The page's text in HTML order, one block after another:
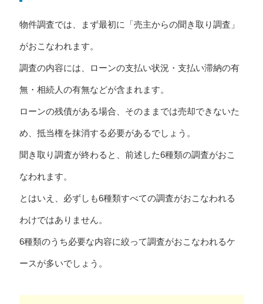
物件調査では、まず最初に「売主からの聞き取り調査」
がおこなわれます。
調査の内容には、ローンの支払い状況・支払い滞納の有
無・相続人の有無などが含まれます。
ローンの残債がある場合、そのままでは売却できないた
め、抵当権を抹消する必要があるでしょう。
聞き取り調査が終わると、前述した6種類の調査がおこ
なわれます。
とはいえ、必ずしも6種類すべての調査がおこなわれる
わけではありません。
6種類のうち必要な内容に絞って調査がおこなわれるケ
ースが多いでしょう。